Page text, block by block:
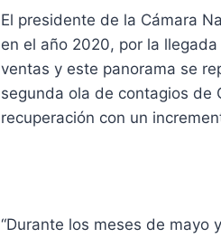
El presidente de la Cámara
en el año 2020, por la
ventas y este panorama se
segunda ola de contagios de
recuperación con un
“Durante los meses de mayo